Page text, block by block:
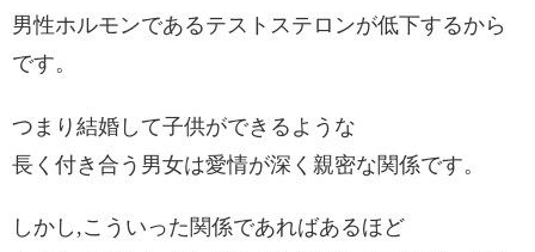
男性ホルモンであるテストステロンが低下するから
です。
つまり結婚して子供ができるような
長く付き合う男女は愛情が深く親密な関係です。
しかし,こういった関係であればあるほど